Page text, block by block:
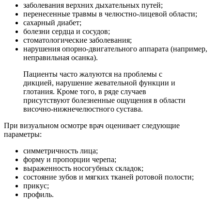
заболевания верхних дыхательных путей;
перенесенные травмы в челюстно-лицевой области;
сахарный диабет;
болезни сердца и сосудов;
стоматологические заболевания;
нарушения опорно-двигательного аппарата (например,
неправильная осанка).
Пациенты часто жалуются на проблемы с
дикцией, нарушение жевательной функции и
глотания. Кроме того, в ряде случаев
присутствуют болезненные ощущения в области
височно-нижнечелюстного сустава.
При визуальном осмотре врач оценивает следующие
параметры:
симметричность лица;
форму и пропорции черепа;
выраженность носогубных складок;
состояние зубов и мягких тканей ротовой полости;
прикус;
профиль.